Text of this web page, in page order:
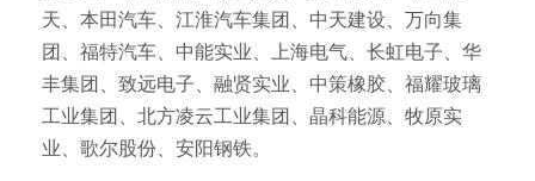
天、本田汽车、江淮汽车集团、中天建设、万向集
团、福特汽车、中能实业、上海电气、长虹电子、华
丰集团、致远电子、融贤实业、中策橡胶、福耀玻璃
工业集团、北方凌云工业集团、晶科能源、牧原实
业、歌尔股份、安阳钢铁。